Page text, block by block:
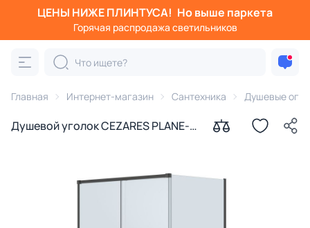
ЦЕНЫ НИЖЕ ПЛИНТУСА! Но выше паркета
Горячая распродажа светильников
Главная Интернет-магазин Сантехника Душевые
Душевой уголок CEZARES PLANE-